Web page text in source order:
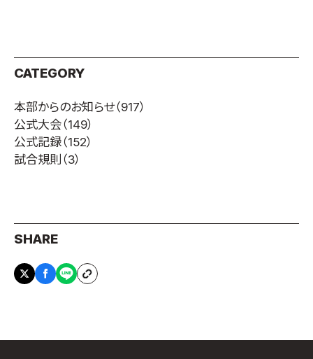
CATEGORY
本部からのお知らせ（917）
公式大会（149）
公式記録（152）
試合規則 （3）
SHARE